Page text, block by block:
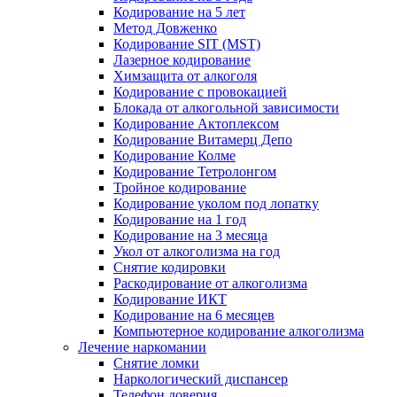
Кодирование на 5 лет
Метод Довженко
Кодирование SIT (MST)
Лазерное кодирование
Химзащита от алкоголя
Кодирование с провокацией
Блокада от алкогольной зависимости
Кодирование Актоплексом
Кодирование Витамерц Депо
Кодирование Колме
Кодирование Тетролонгом
Тройное кодирование
Кодирование уколом под лопатку
Кодирование на 1 год
Кодирование на 3 месяца
Укол от алкоголизма на год
Снятие кодировки
Раскодирование от алкоголизма
Кодирование ИКТ
Кодирование на 6 месяцев
Компьютерное кодирование алкоголизма
Лечение наркомании
Снятие ломки
Наркологический диспансер